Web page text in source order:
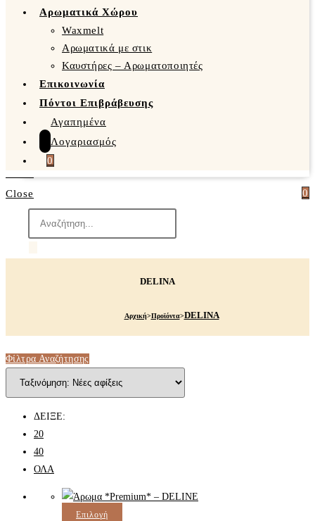
Αρωματικά Χώρου
Waxmelt
Αρωματικά με στικ
Καυστήρες – Αρωματοποιητές
Επικοινωνία
Πόντοι Επιβράβευσης
Αγαπημένα
Λογαριασμός
0
0
Close
search
DELINA
Αρχική>Προϊόντα>DELINA
Φίλτρα Αναζήτησης
ΔΕΙΞΕ:
20
40
ΟΛΑ
Επιλογή